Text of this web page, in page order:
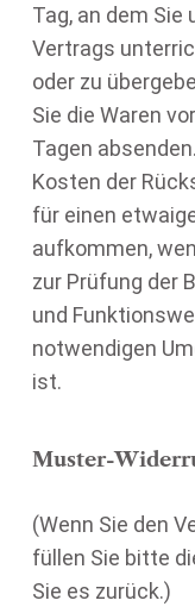
Tag, an dem Sie
Vertrags
oder zu
Sie die Waren
Tagen
Kosten der
für einen
aufkommen,
zur Prüfung der
und
notwendigen
ist.
Muster-
(Wenn Sie den
füllen Sie bitte
Sie es zurück.)